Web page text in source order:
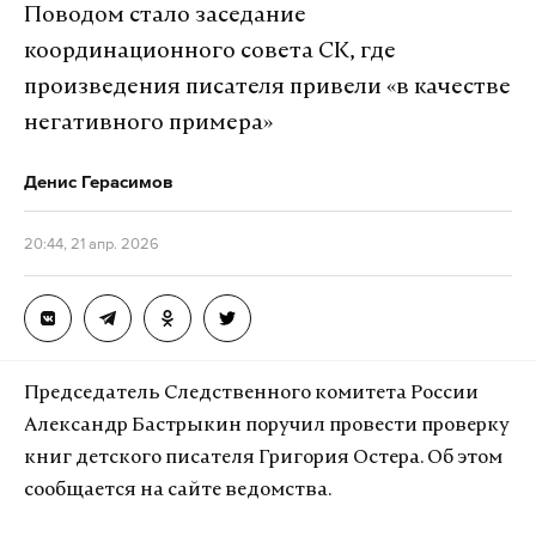
написал он.
на две недели. Ожидалось, что оно закончится 21
апреля. Незадолго до решения Трампа агентство
В то же время Associated Press сообщило, что визит
вице-президента США Джей Ди Вэнса в Пакистан,
паузу».
Подпишитесь на Daily Storm в
Поводом стало заседание
координационного совета СК, где
произведения писателя привели «в качестве
негативного примера»
Денис Герасимов
20:44, 21 апр. 2026
Председатель Следственного комитета России
Александр Бастрыкин поручил провести проверку
книг детского писателя Григория Остера. Об этом
сообщается на сайте ведомства.